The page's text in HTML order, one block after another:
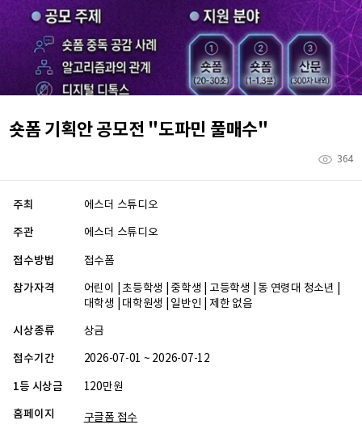
숏폼 기획안 공모전 "도파민 풀매수"
364
주최 에스더 스튜디오
주관 에스더 스튜디오
접수방법 접수폼
참가자격
어린이 | 초등학생 | 중학생 | 고등학생 | 동 연령대 청소년 |
대학생 | 대학원생 | 일반인 | 제한 없음
시상종류 상금
접수기간 2026-07-01 ~ 2026-07-12
1등 시상금 120만원
홈페이지 구글폼 접수